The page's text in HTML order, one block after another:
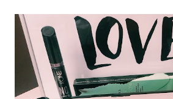
Recenzia 4. Balea malinový balzám na pery